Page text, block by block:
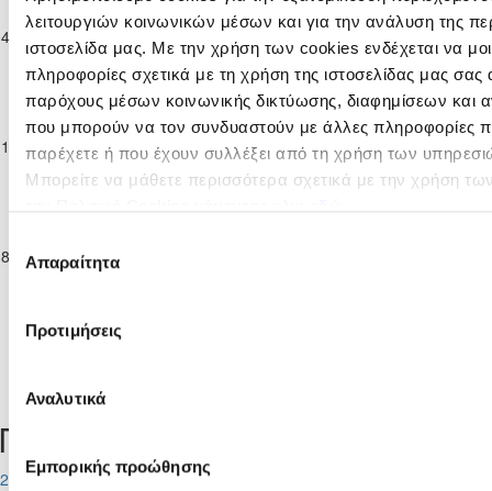
λειτουργιών κοινωνικών μέσων και για την ανάλυση της
ιστοσελίδα μας. Με την χρήση των cookies ενδέχεται να
πληροφορίες σχετικά με τη χρήση της ιστοσελίδας μας
παρόχους μέσων κοινωνικής δικτύωσης, διαφημίσεων και
που μπορούν να τον συνδυαστούν με άλλες πληροφορίες
παρέχετε ή που έχουν συλλέξει από τη χρήση των
Μπορείτε να μάθετε περισσότερα σχετικά με την χρήση
συγκατάθεσης
Απαραίτητα
Προτιμήσεις
Αναλυτικά
Εμπορικής προώθησης
11-2023
Πρωτάθλημα
Κατηγορίας
ΣΤΟΚ
ΕΛΠΙΔΑ
ΛΙΟΠΕΤΡΙΟΥ
1
ΑΠΟΝΑ
ΑΝΑΓΥΙΑΣ
11-2023
Παγκύπριο
Πρωτάθλημα
Επίλεκτης
Κατηγορίας
ΣΤΟΚ
Ε. Ν. ΘΟΙ
ΛΑΚΑΤΑΜΙΑΣ 1 1ΕΛΠΙΔΑ
ΛΙΟΠΕΤΡΙΟΥ
11-2023
Επίλεκτης
Κατηγορίας
Προσεχή γεγονότα
2026-08-11